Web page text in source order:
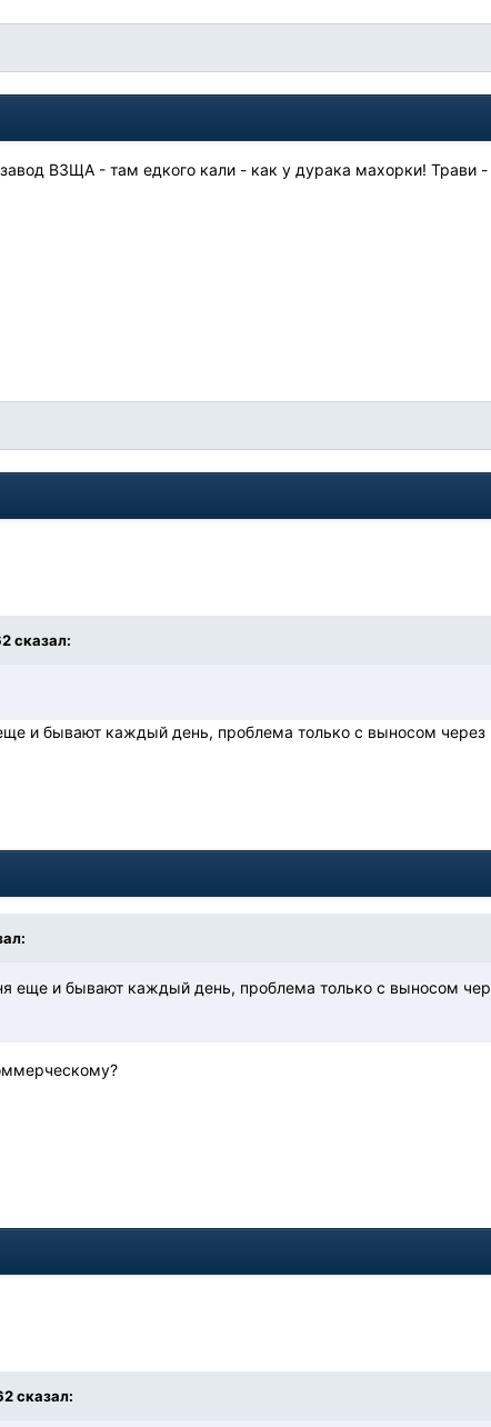
ВЗЩА - там едкого кали - как у дурака махорки! Трави -
сказал:
и бывают каждый день, проблема только с выносом через
еще и бывают каждый день, проблема только с выносом
сказал: